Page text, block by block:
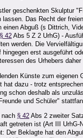
geschenkten Skulptur
lassen. Das Recht der
Abguß (s Dittrich,
§ 42 Abs 5 Z 2 UrhG) -
werden. Die
erst ausgeführt
des Urhebers
Künste zum
dazu - trotz
schon deshalb als
und Schüler"
nach § 42 Abs 2 zweiter
getreten ist (Art III
Der Beklagte hat den